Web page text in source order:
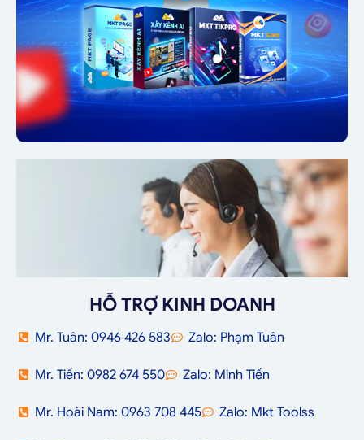
HỖ TRỢ KINH DOANH
Mr. Tuân: 0946 426 583 Zalo: Phạm Tuân
Mr. Tiến: 0982 674 550 Zalo: Minh Tiến
Mr. Hoài Nam: 0963 708 445 Zalo: Mkt Toolss